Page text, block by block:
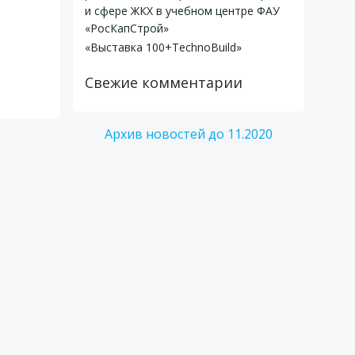
и сфере ЖКХ в учебном центре ФАУ
«РосКапСтрой»
«Выставка 100+TechnoBuild»
Свежие комментарии
Архив новостей до 11.2020